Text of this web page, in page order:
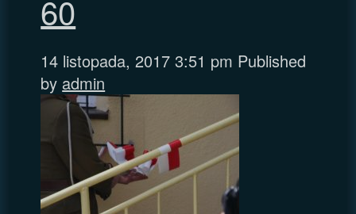
60
14 listopada, 2017 3:51 pm Published
by admin